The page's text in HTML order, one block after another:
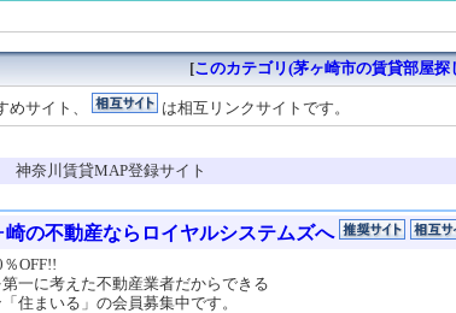
[このカテゴリ(茅ヶ崎市の賃貸部屋探
めサイト、 は相互リンクサイトです。
奈川賃貸MAP登録サイト
崎の不動産ならロイヤルシステムズへ
OFF!!
一に考えた不動産業者だからできる
住まいる」の会員募集中です。